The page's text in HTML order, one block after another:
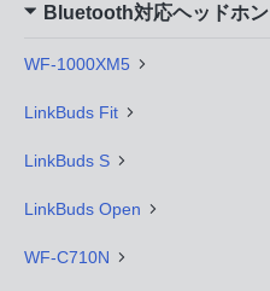
Bluetooth対応ヘッドホン
WF-1000XM5
LinkBuds Fit
LinkBuds S
LinkBuds Open
WF-C710N